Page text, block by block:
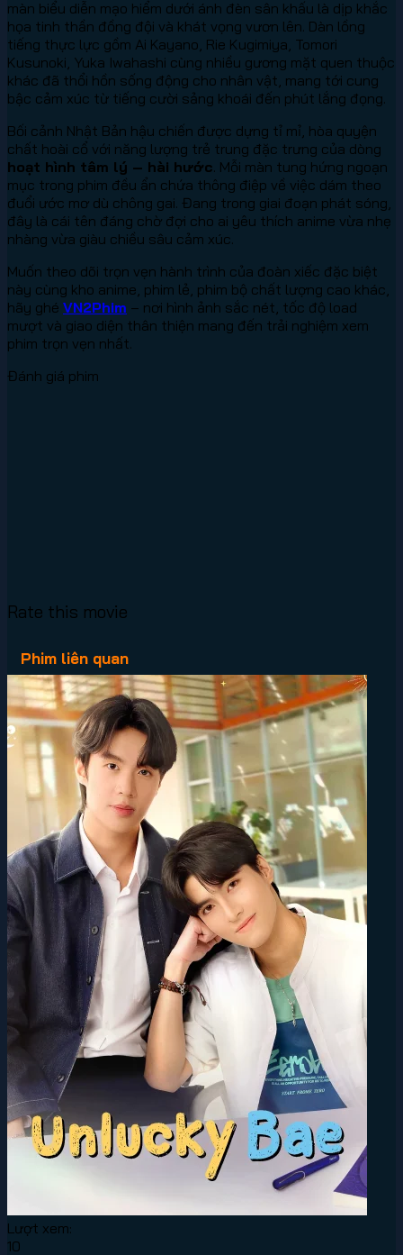
màn biểu diễn mạo hiểm dưới ánh đèn sân khấu là dịp khắc
họa tinh thần đồng đội và khát vọng vươn lên. Dàn lồng
tiếng thực lực gồm Ai Kayano, Rie Kugimiya, Tomori
Kusunoki, Yuka Iwahashi cùng nhiều gương mặt quen thuộc
khác đã thổi hồn sống động cho nhân vật, mang tới cung
bậc cảm xúc từ tiếng cười sảng khoái đến phút lắng đọng.
Bối cảnh Nhật Bản hậu chiến được dựng tỉ mỉ, hòa quyện
chất hoài cổ với năng lượng trẻ trung đặc trưng của dòng
hoạt hình tâm lý – hài hước. Mỗi màn tung hứng ngoạn
mục trong phim đều ẩn chứa thông điệp về việc dám theo
đuổi ước mơ dù chông gai. Đang trong giai đoạn phát sóng,
đây là cái tên đáng chờ đợi cho ai yêu thích anime vừa nhẹ
nhàng vừa giàu chiều sâu cảm xúc.
Muốn theo dõi trọn vẹn hành trình của đoàn xiếc đặc biệt
này cùng kho anime, phim lẻ, phim bộ chất lượng cao khác,
hãy ghé VN2Phim – nơi hình ảnh sắc nét, tốc độ load
mượt và giao diện thân thiện mang đến trải nghiệm xem
phim trọn vẹn nhất.
Đánh giá phim
Rate this movie
Phim liên quan
Lượt xem:
10